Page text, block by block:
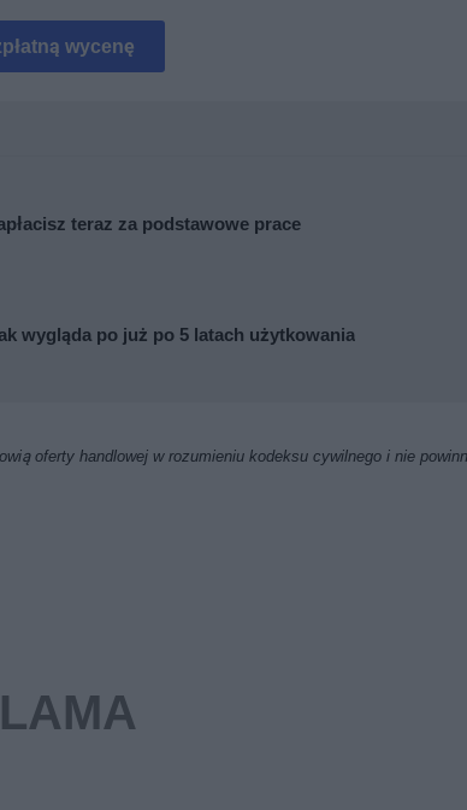
wycenę
teraz za podstawowe prace
wygląda po już po 5 latach użytkowania
oferty handlowej w rozumieniu kodeksu cywilnego i nie